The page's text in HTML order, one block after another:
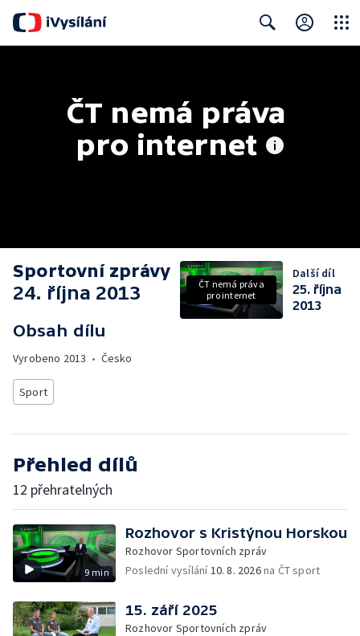
ČT nemá práva
pro internet
Sportovní zprávy
24. října 2013
Obsah dílu
Vyrobeno 2013 • Česko
Sport
ČT nemá práva
pro internet
Další díl
25. října
2013
Přehled dílů
12 přehratelných
9 min
Rozhovor s Kristýnou Horskou
Rozhovor Sportovních zpráv
Poslední vysílání10. 8. 2026na ČT sport
15. září 2025
Rozhovor Sportovních zpráv